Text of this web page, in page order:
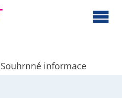
Souhrnné informace